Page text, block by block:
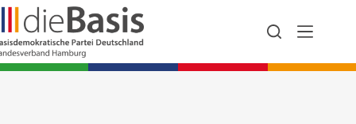
Zum
Inhalt
springen